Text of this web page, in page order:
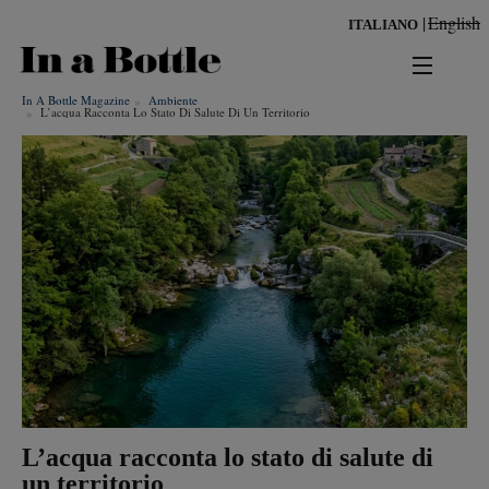
contenuto
ITALIANO English
Risultati per
territorio
benessere
ambiente
cultura
persone
tendenze
In A Bottle Magazine Ambiente
L’acqua Racconta Lo Stato Di Salute Di Un Territorio
L’acqua racconta lo stato di salute di
un territorio